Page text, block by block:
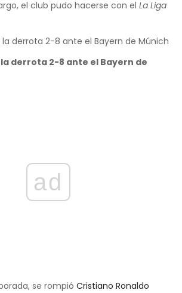
el club pudo hacerse con el La Liga
derrota 2-8 ante el Bayern de
ad
se rompió Cristiano Ronaldo